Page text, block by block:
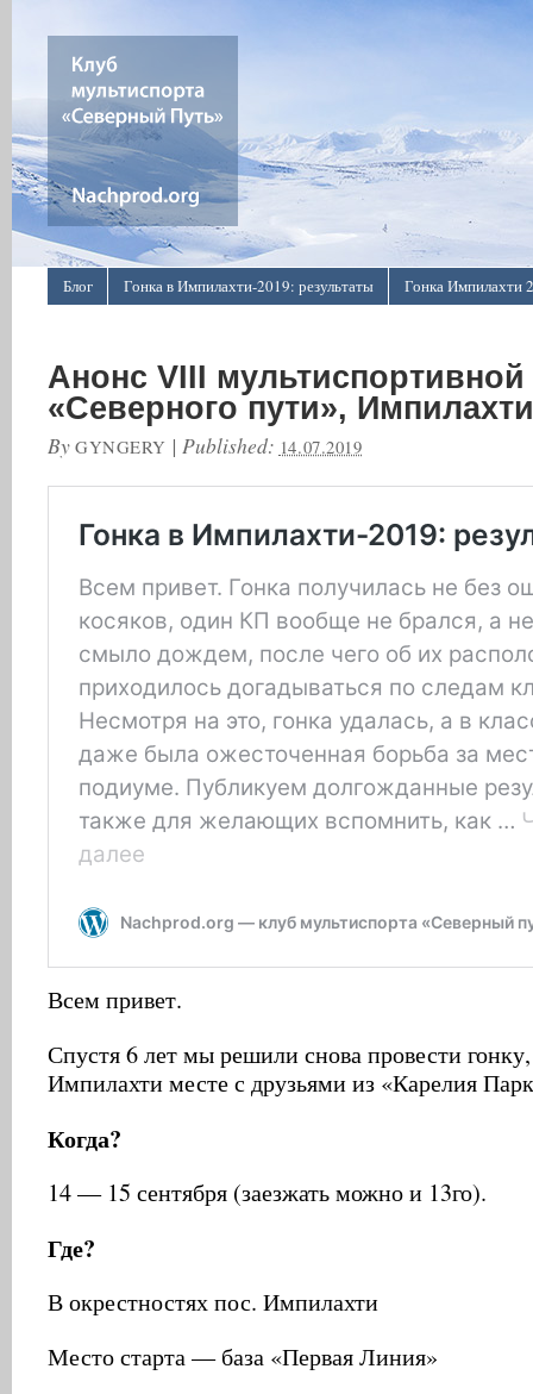
Блог Гонка в Импилахти-2019: результаты
Гонка Импилахти
Анонс VIII мультиспортивной
«Северного пути»,
By GYNGERY | Published: 14.07.2019
Всем привет.
Спустя 6 лет мы решили снова провести гонку,
Импилахти месте с друзьями из «Карелия
Когда?
14 — 15 сентября (заезжать можно и 13го).
Где?
В окрестностях пос. Импилахти
Место старта — база «Первая Линия»